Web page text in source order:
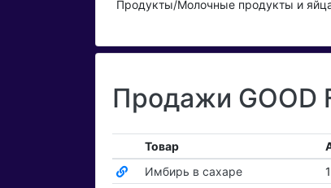
Продукты/Молочные продукты и
Продажи GOOD
Товар
Имбирь в сахаре